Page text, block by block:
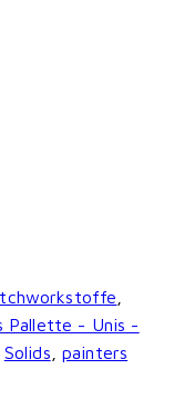
Pallette - Unis -
Solids
painters